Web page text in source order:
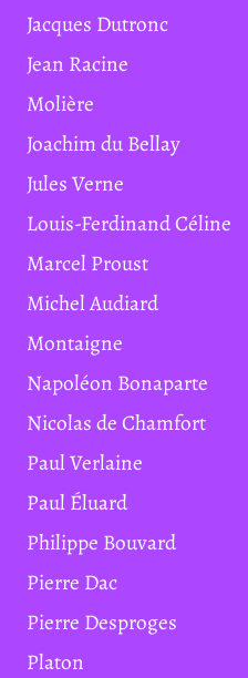
Jacques Dutronc
Jean Racine
Molière
Joachim du Bellay
Jules Verne
Louis-Ferdinand Céline
Marcel Proust
Michel Audiard
Montaigne
Napoléon Bonaparte
Nicolas de Chamfort
Paul Verlaine
Paul Éluard
Philippe Bouvard
Pierre Dac
Pierre Desproges
Platon